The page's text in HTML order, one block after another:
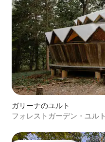
ガリーナのユルト
フォレストガーデン・ユルト